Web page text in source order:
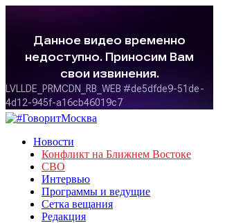
Новости
Конфликт на Ближнем Востоке
СВО
Интервью
Программы и ведущие
Сетка вещания
Редакция